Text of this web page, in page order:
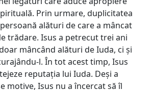
Prin urmare, duplicitatea
alături de care a mâncat
trădare. Isus a petrecut trei ani
mâncând alături de Iuda, ci și
l. În tot acest timp, Isus
reputația lui Iuda. Deși a
motive, Isus nu a încercat să îl